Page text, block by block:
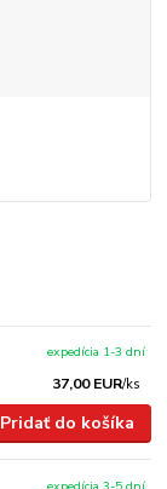
37,00 EUR/ks
expedícia 1-3 dní
Pridať do košíka